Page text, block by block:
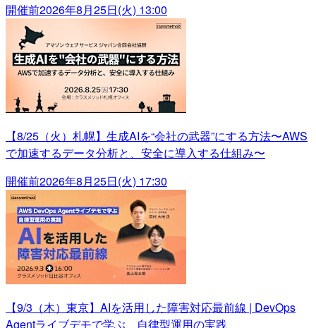
開催前2026年8月25日(火) 13:00
【8/25（火）札幌】生成AIを“会社の武器”にする方法〜AWS
で加速するデータ分析と、安全に導入する仕組み〜
開催前2026年8月25日(火) 17:30
【9/3（木）東京】AIを活用した障害対応最前線 | DevOps
Agentライブデモで学ぶ、自律型運用の実践